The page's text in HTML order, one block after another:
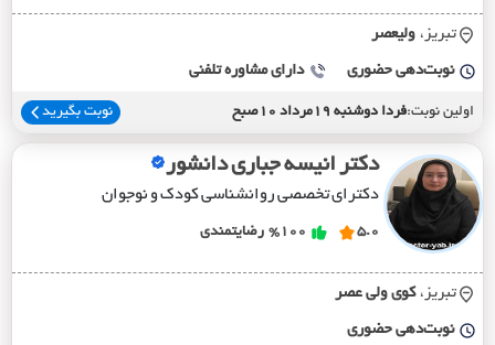
تبریز، وليعصر
نوبت‌دهی حضوری دارای مشاوره تلفنی
اولین نوبت:فردا دوشنبه 19مرداد 10صبح نوبت بگیرید
دکتر انیسه جباری دانشور
دکترای تخصصی روانشناسی کودک و نوجوان
5.0
%100 رضایتمندی
تبریز، کوي ولي عصر
نوبت‌دهی حضوری